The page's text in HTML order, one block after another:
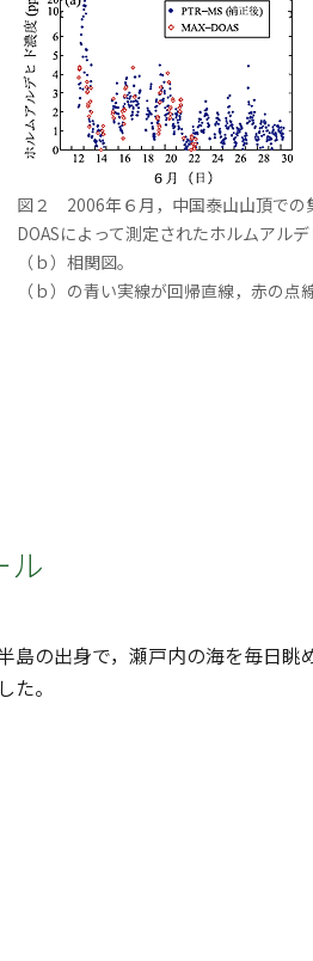
図２ 2006年６月，中国泰山山頂での
DOASによって測定されたホルムアル
（ｂ）相関図。
（ｂ）の青い実線が回帰直線，赤の点
ル
島の出身で，瀬戸内の海を毎日
た。